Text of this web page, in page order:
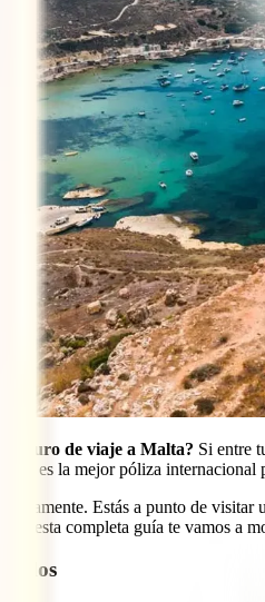
seguro de viaje a Malta? Si entre
cuál es la mejor póliza internacional
Estás a punto de
en esta completa guía te vamos a